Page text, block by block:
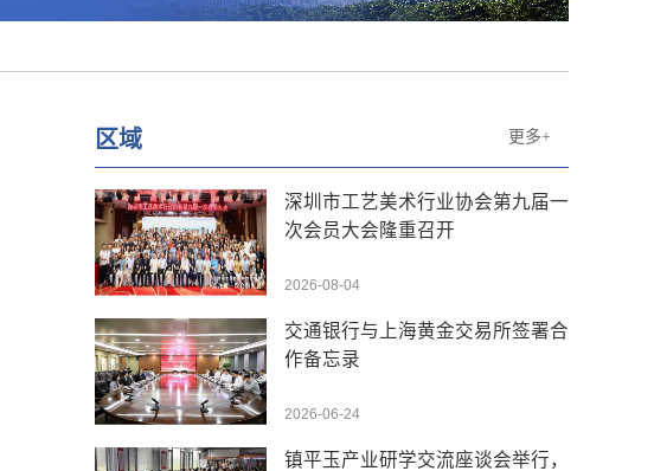
区域 更多+
深圳市工艺美术行业协会第九届一
次会员大会隆重召开
2026-08-04
交通银行与上海黄金交易所签署合
作备忘录
2026-06-24
镇平玉产业研学交流座谈会举行，